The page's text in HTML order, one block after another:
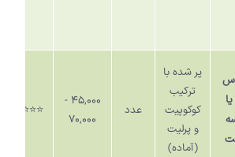
پر شده با
ترکیب
کوکوپیت
و پرلیت
(آماده)
عدد
۴۵,۰۰۰ -
۷۰,۰۰۰
⭐️⭐️⭐️⭐️